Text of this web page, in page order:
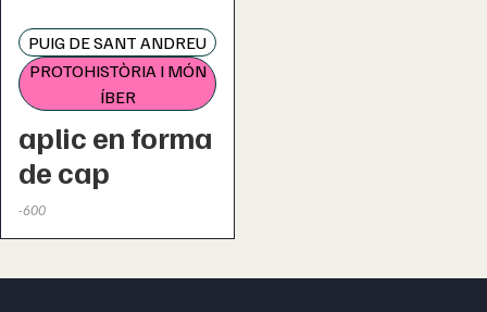
PUIG DE SANT ANDREU
PROTOHISTÒRIA I MÓN
ÍBER
aplic en forma
de cap
-600